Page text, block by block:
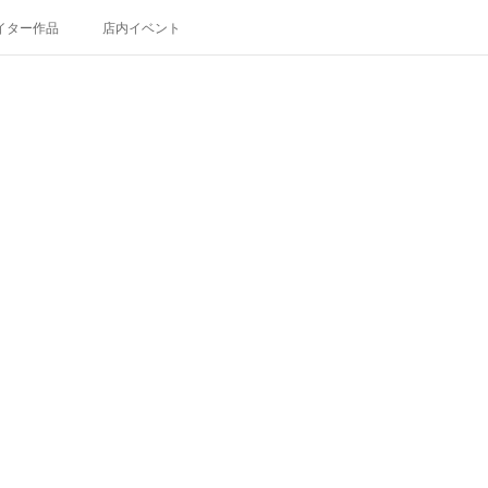
ター作品 店内イベント